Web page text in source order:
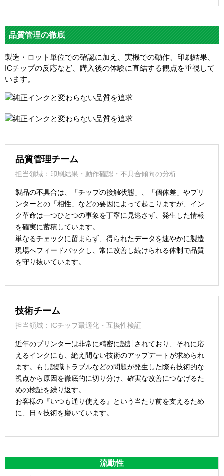
品質管理の徹底
製造・ロット単位での確認に加え、実機での動作、印刷結果、
ICチップの反応など、購入後の体験に直結する観点を重視して
います。
品質管理チーム
担当領域：印刷結果・動作確認・不具合傾向の分析
製品の不具合は、「チップの接触状態」、「個体差」やプリ
ンターとの「相性」などの要因によって起こりますが、イン
ク革命は一つひとつの事象を丁寧に見逃さず、発生した情報
を確実に蓄積しています。
単なるチェックに留まらず、得られたデータを速やかに製造
現場へフィードバックし、常に改善し続けられる体制で品質
を守り抜いています。
技術チーム
担当領域：ICチップ最適化・互換性検証
近年のプリンターは非常に精密に設計されており、それに応
えるインクにも、絶え間ない技術のアップデートが求められ
ます。もし認識トラブルなどの問題が発生した際も技術的な
視点から原因を徹底的に切り分け、確実な改善につなげるた
めの検証を繰り返す。
お客様の『いつも通り使える』という当たり前を支えるため
に、日々技術を磨いています。
流動性